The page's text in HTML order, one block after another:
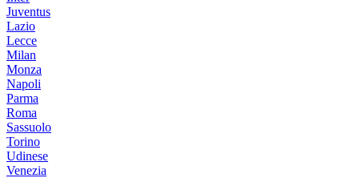
Juventus
Lazio
Lecce
Milan
Monza
Napoli
Parma
Roma
Sassuolo
Torino
Udinese
Venezia